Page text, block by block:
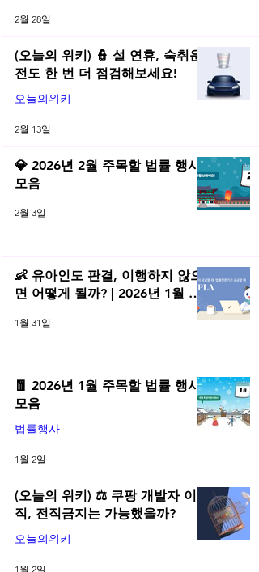
2월 28일
(오늘의 위키) 👮 설 연휴, 숙취운
전도 한 번 더 점검해보세요!
오늘의위키
2월 13일
💎 2026년 2월 주목할 법률 행사
모음
2월 3일
👶 유아인도 판결, 이행하지 않으
면 어떻게 될까? | 2026년 1월 네
1월 31일
🧧 2026년 1월 주목할 법률 행사
모음
법률행사
1월 2일
(오늘의 위키) ⚖️ 쿠팡 개발자 이
직, 전직금지는 가능했을까?
오늘의위키
1월 2일